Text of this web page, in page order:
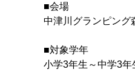
■会場
中津川グランピング
■対象学年
小学3年生～中学3年